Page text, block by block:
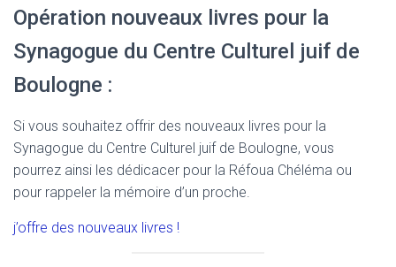
Opération nouveaux livres pour la
Synagogue du Centre Culturel juif de
Boulogne :
Si vous souhaitez offrir des nouveaux livres pour la
Synagogue du Centre Culturel juif de Boulogne, vous
pourrez ainsi les dédicacer pour la Réfoua Chéléma ou
pour rappeler la mémoire d’un proche.
j’offre des nouveaux livres !